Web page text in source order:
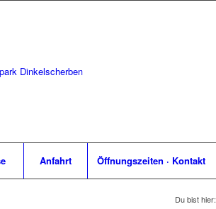
Anfahrt Öffnungszeiten · Kontakt
Du bist hier: